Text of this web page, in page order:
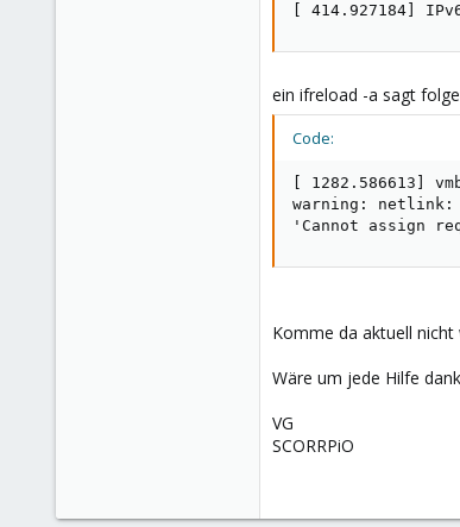
[ 414.927184]
ein ifreload -a sagt
Code:
[ 1282.586613]
warning: netlink:
'Cannot assign
Komme da aktuell
Wäre um jede Hilfe
VG
SCORRPiO